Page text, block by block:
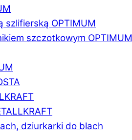
szlifierską OPTIMUM
szczotkowym OPTIMUM
dziurkarki do blach